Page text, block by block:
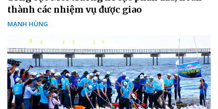
thành các nhiệm vụ được giao
MẠNH HÙNG